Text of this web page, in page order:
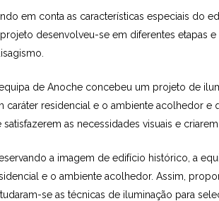
em conta as características especiais do
desenvolveu-se em diferentes etapas
de Anoche concebeu um projeto de
caráter residencial e o ambiente acolhedor
satisfazerem as necessidades visuais e
a imagem de edifício histórico, a
e o ambiente acolhedor. Assim,
se as técnicas de iluminação para